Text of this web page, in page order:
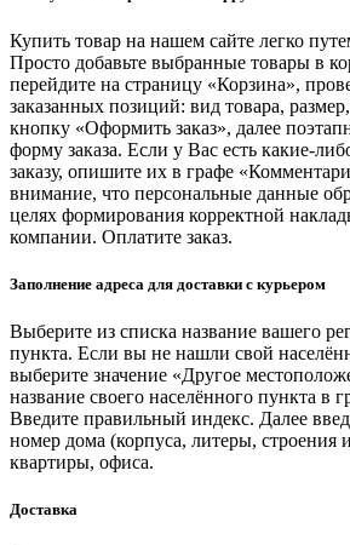
Купить товар на нашем сайте легко
Просто добавьте выбранные товары в
перейдите на страницу «Корзина»,
заказанных позиций: вид товара,
кнопку «Оформить заказ», далее
форму заказа. Если у Вас есть какие-
заказу, опишите их в графе
внимание, что персональные данные
целях формирования корректной
компании. Оплатите заказ.
Заполнение адреса для доставки с курьером
Выберите из списка название вашего
пункта. Если вы не нашли свой
выберите значение «Другое
название своего населённого пункта в
Введите правильный индекс. Далее
номер дома (корпуса, литеры, строения
квартиры, офиса.
Доставка